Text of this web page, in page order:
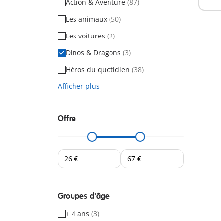
Action & Aventure (87)
Les animaux (50)
Les voitures (2)
Dinos & Dragons (3)
Héros du quotidien (38)
Afficher plus
Offre
Groupes d'âge
+ 4 ans (3)